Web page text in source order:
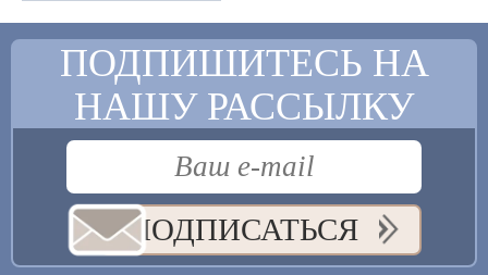
ПОДПИШИТЕСЬ НА
НАШУ РАССЫЛКУ
ПОДПИСАТЬСЯ